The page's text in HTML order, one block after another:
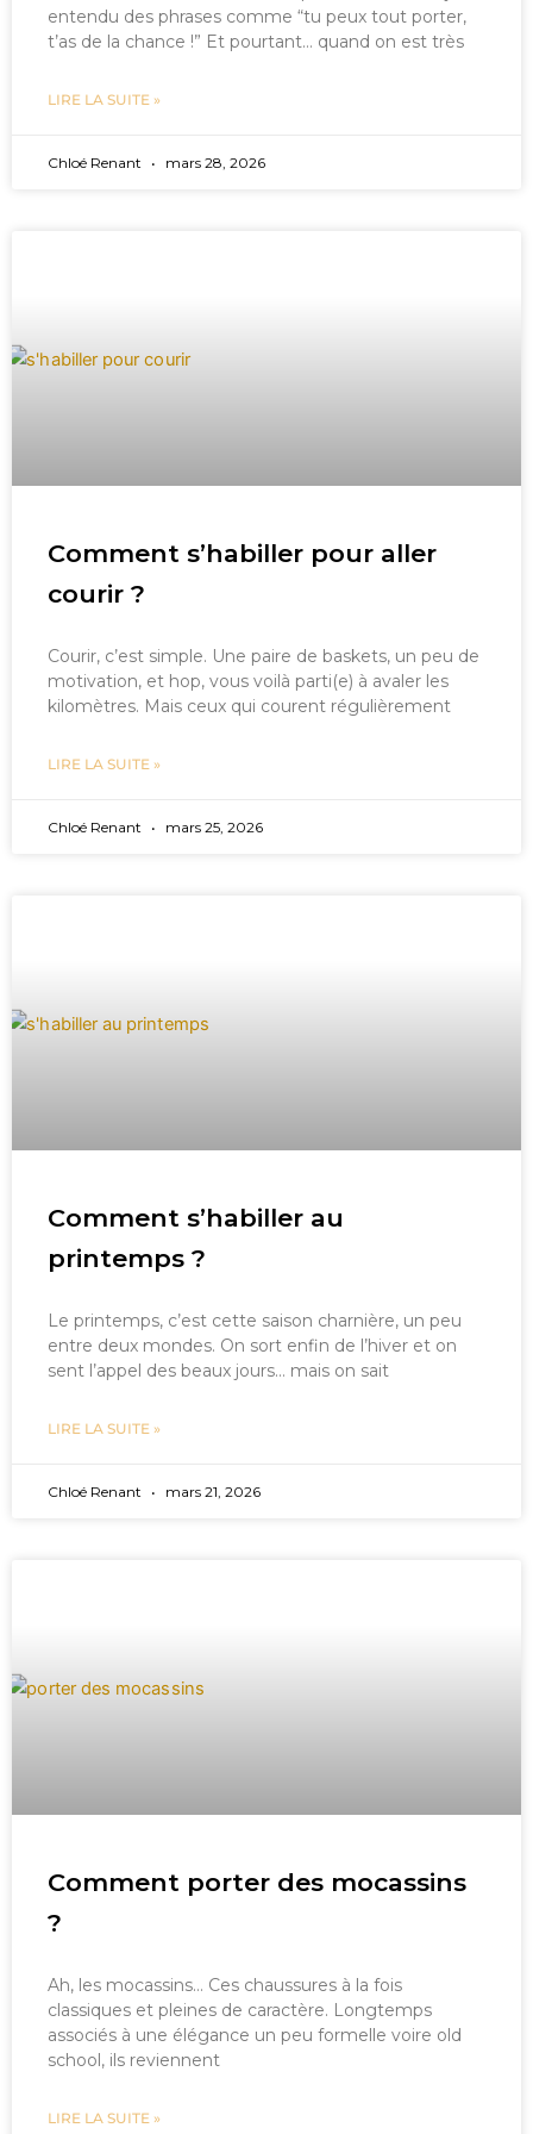
entendu des phrases comme “tu peux tout porter,
t’as de la chance !” Et pourtant… quand on est très
LIRE LA SUITE »
Chloé Renant mars 28, 2026
Comment s’habiller pour aller
courir ?
Courir, c’est simple. Une paire de baskets, un peu de
motivation, et hop, vous voilà parti(e) à avaler les
kilomètres. Mais ceux qui courent régulièrement
LIRE LA SUITE »
Chloé Renant mars 25, 2026
Comment s’habiller au
printemps ?
Le printemps, c’est cette saison charnière, un peu
entre deux mondes. On sort enfin de l’hiver et on
sent l’appel des beaux jours… mais on sait
LIRE LA SUITE »
Chloé Renant mars 21, 2026
Comment porter des mocassins
?
Ah, les mocassins… Ces chaussures à la fois
classiques et pleines de caractère. Longtemps
associés à une élégance un peu formelle voire old
school, ils reviennent
LIRE LA SUITE »